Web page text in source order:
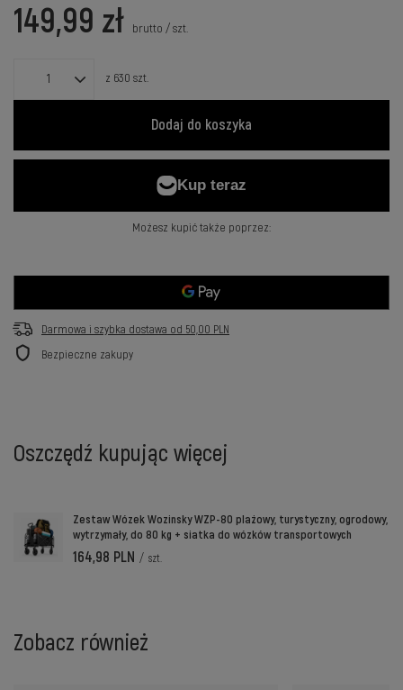
149,99 zł brutto /szt.
z 630 szt.
Dodaj do koszyka
Możesz kupić także poprzez:
Darmowa i szybka dostawa od 50,00 PLN
Bezpieczne zakupy
Oszczędź kupując więcej
Zestaw Wózek Wozinsky WZP-80 plażowy, turystyczny, ogrodowy,
wytrzymały, do 80 kg + siatka do wózków transportowych
164,98 PLN / szt.
Zobacz również